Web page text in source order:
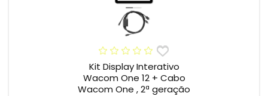
Kit Display Interativo
Wacom One 12 + Cabo
Wacom One , 2ª geração